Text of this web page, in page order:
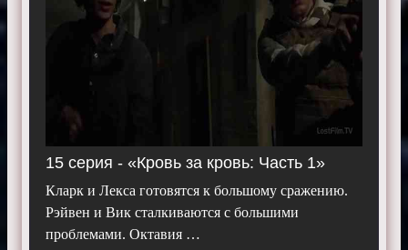
15 серия - «Кровь за кровь: Часть 1»
Кларк и Лекса готовятся к большому сражению.
Рэйвен и Вик сталкиваются с большими
проблемами. Октавия …